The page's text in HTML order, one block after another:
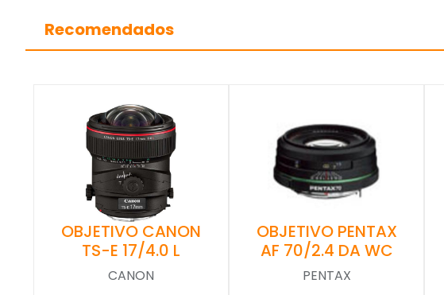
Recomendados
OBJETIVO CANON
TS-E 17/4.0 L
CANON
OBJETIVO PENTAX
AF 70/2.4 DA WC
PENTAX